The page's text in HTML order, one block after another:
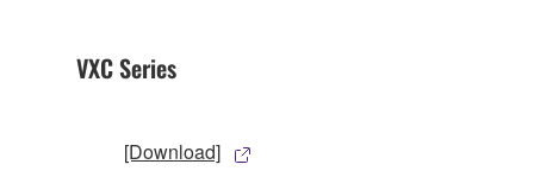
VXC Series
[Download]